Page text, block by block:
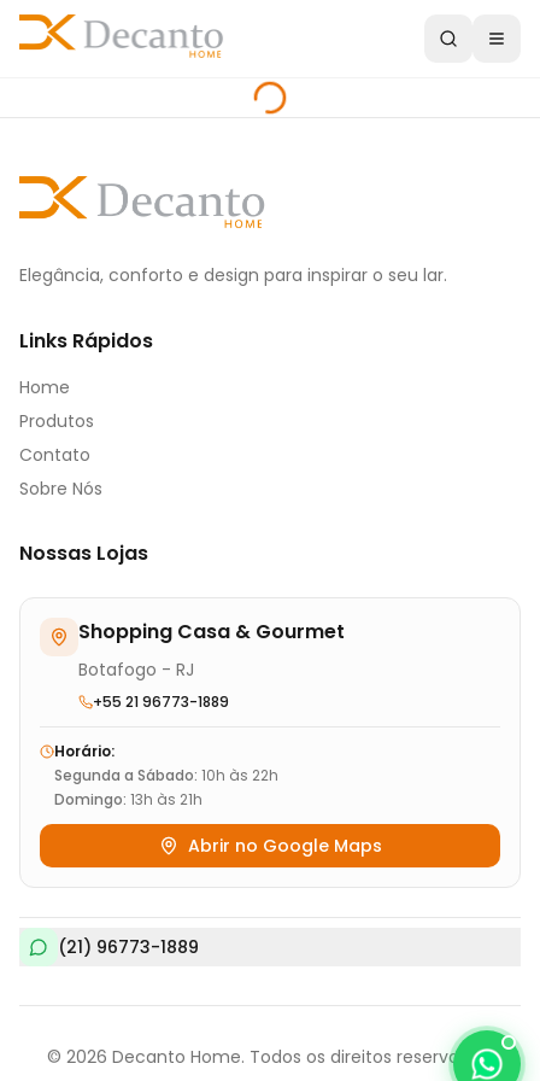
Elegância, conforto e design para inspirar o seu lar.
Links Rápidos
Home
Produtos
Contato
Sobre Nós
Nossas Lojas
Shopping Casa & Gourmet
Botafogo - RJ
+55 21 96773-1889
Horário:
Segunda a Sábado: 10h às 22h
Domingo: 13h às 21h
Abrir no Google Maps
(21) 96773-1889
© 2026 Decanto Home. Todos os direitos reservados.